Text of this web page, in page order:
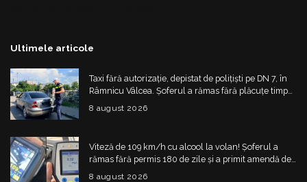
Ultimele articole
Taxi fără autorizație, depistat de polițiști pe DN 7, în
Râmnicu Vâlcea. Șoferul a rămas fără plăcuțe timp
de 6 luni
8 august 2026
Viteză de 109 km/h cu alcool la volan! Șoferul a
rămas fără permis 180 de zile și a primit amendă de
4.325 de lei
8 august 2026